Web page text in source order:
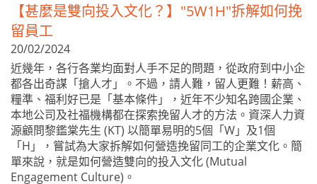
【甚麼是雙向投入文化？】"5W1H"拆解如何挽
留員工
20/02/2024
近幾年，各行各業均面對人手不足的問題，從政府到中小企
都各出奇謀「搶人才」。不過，請人難，留人更難！薪高、
糧準、福利好已是「基本條件」，近年不少知名跨國企業、
本地公司及社福機構都在探索挽留人才的方法。資深人力資
源顧問黎鑑棠先生 (KT) 以簡單易明的5個「W」及1個
「H」，嘗試為大家拆解如何營造挽留同工的企業文化。簡
單來說，就是如何營造雙向的投入文化 (Mutual
Engagement Culture)。